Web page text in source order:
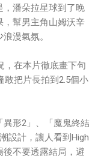
，潘朵拉星球到了晚
，幫男主角山姆沃辛
漫氣氛。
，在本片徹底畫下句
敢把片長拍到2.5個小
形2」、「魔鬼終結
設計，讓人看到High
不要透露結局，避